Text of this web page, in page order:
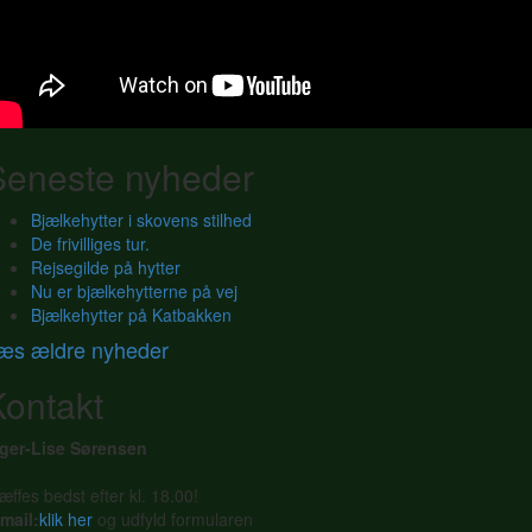
nyheder
Bjælkehytter i skovens stilhed
De frivilliges tur.
Rejsegilde på hytter
Nu er bjælkehytterne på vej
Bjælkehytter på Katbakken
ældre nyheder
Lise Sørensen
bedst efter kl. 18.00!
klik her og udfyld formularen